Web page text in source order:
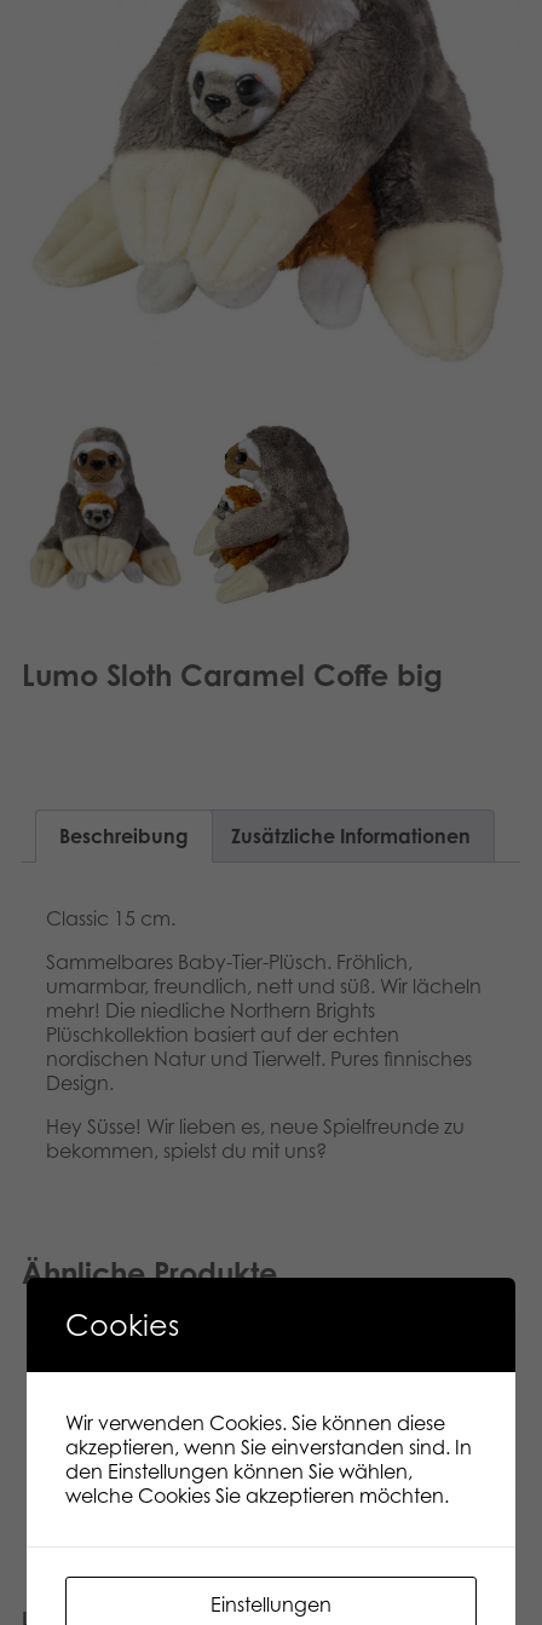
Archivierte Produkte
Digitale Anwendungen
Nederlands
Français
Norsk
Svenska
Lumo Sloth Caramel Coffe big
Beschreibung Zusätzliche Informationen
Classic 15 cm.
Sammelbares Baby-Tier-Plüsch. Fröhlich,
umarmbar, freundlich, nett und süß. Wir lächeln
mehr! Die niedliche Northern Brights
Plüschkollektion basiert auf der echten
nordischen Natur und Tierwelt. Pures finnisches
Design.
Hey Süsse! Wir lieben es, neue Spielfreunde zu
bekommen, spielst du mit uns?
Ähnliche Produkte
Lumo Mosquite Mygga
Cookies
Wir verwenden Cookies. Sie können diese
akzeptieren, wenn Sie einverstanden sind. In
den Einstellungen können Sie wählen,
welche Cookies Sie akzeptieren möchten.
Einstellungen